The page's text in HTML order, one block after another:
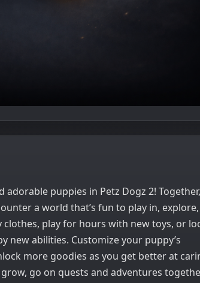
puppies in Petz Dogz 2!
a world that’s fun to play in,
play for hours with new toys, or
new abilities. Customize your puppy’s
more goodies as you get better at
go on quests and adventures